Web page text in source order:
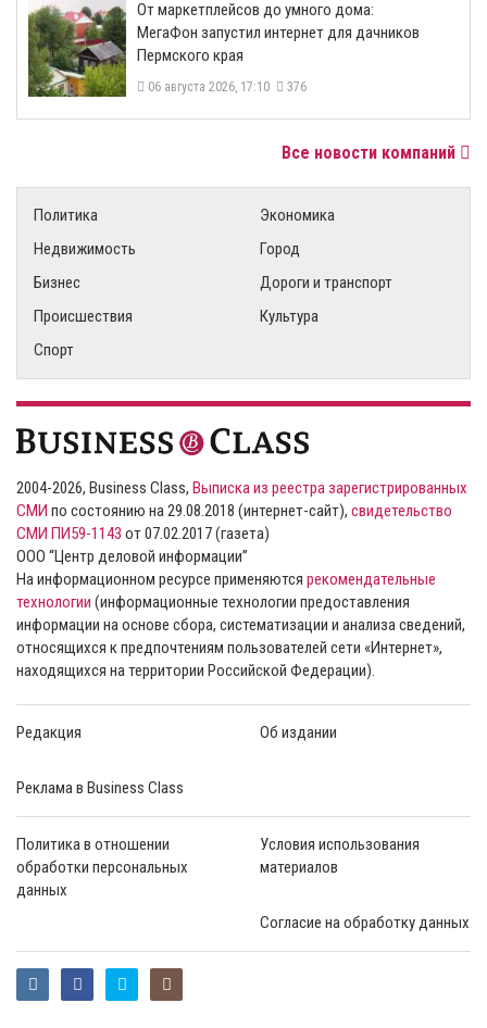
От маркетплейсов до умного дома:
МегаФон запустил интернет для дачников
Пермского края
06 августа 2026, 17:10 376
Все новости компаний
Политика
Экономика
Недвижимость
Город
Бизнес
Дороги и транспорт
Происшествия
Культура
Спорт
2004-2026, Business Class, Выписка из реестра зарегистрированных
СМИ по состоянию на 29.08.2018 (интернет-сайт), свидетельство
СМИ ПИ59-1143 от 07.02.2017 (газета)
ООО “Центр деловой информации”
На информационном ресурсе применяются рекомендательные
технологии (информационные технологии предоставления
информации на основе сбора, систематизации и анализа сведений,
относящихся к предпочтениям пользователей сети «Интернет»,
находящихся на территории Российской Федерации).
Редакция Об издании
Реклама в Business Class
Политика в отношении
обработки персональных
данных
Условия использования
материалов
Согласие на обработку данных